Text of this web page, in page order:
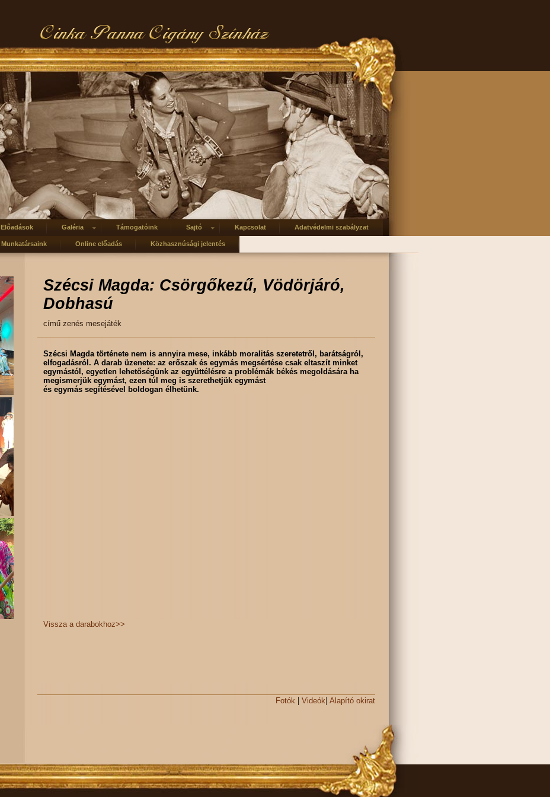
Előadások Galéria Támogatóink Sajtó Kapcsolat Adatvédelmi szabályzat
Munkatársaink Online előadás Közhasznúsági jelentés
Szécsi Magda: Csörgőkezű, Vödörjáró,
Dobhasú
című zenés mesejáték
Szécsi Magda története nem is annyira mese, inkább moralitás szeretetről, barátságról,
elfogadásról. A darab üzenete: az erőszak és egymás megsértése csak eltaszít minket
egymástól, egyetlen lehetőségünk az együttélésre a problémák békés megoldására ha
megismerjük egymást, ezen túl meg is szerethetjük egymást
és egymás segítésével boldogan élhetünk.
Vissza a darabokhoz>>
Fotók | Videók| Alapító okirat